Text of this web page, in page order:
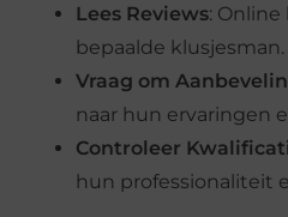
Lees Reviews:
bepaalde
Vraag om
naar hun ervaringen
Controleer
hun professionaliteit